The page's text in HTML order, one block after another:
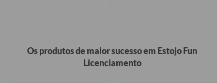
Os produtos de maior sucesso em Estojo Fun
Licenciamento